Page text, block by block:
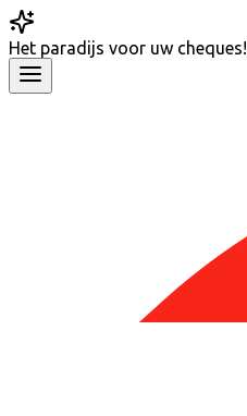
Het paradijs voor uw cheques!